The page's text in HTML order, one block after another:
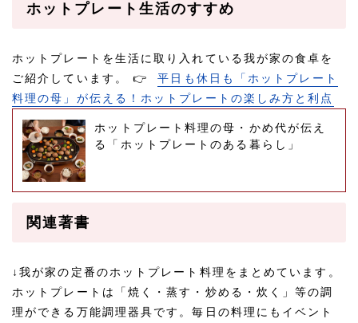
ホットプレート生活のすすめ
ホットプレートを生活に取り入れている我が家の食卓を
ご紹介しています。 👉平日も休日も「ホットプレート
料理の母」が伝える！ホットプレートの楽しみ方と利点
ホットプレート料理の母・かめ代が伝え
る「ホットプレートのある暮らし」
関連著書
↓我が家の定番のホットプレート料理をまとめています。
ホットプレートは「焼く・蒸す・炒める・炊く」等の調
理ができる万能調理器具です。毎日の料理にもイベント